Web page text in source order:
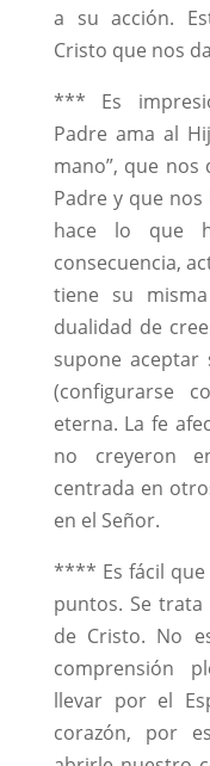
a su acción.
Cristo que nos
*** Es
Padre ama al
mano”, que
Padre y que
hace lo que
consecuencia,
tiene su
dualidad de
supone aceptar
(configurarse
eterna. La fe
no creyeron
centrada en
en el Señor.
**** Es fácil que
puntos. Se
de Cristo. No
comprensión
llevar por el
corazón, por